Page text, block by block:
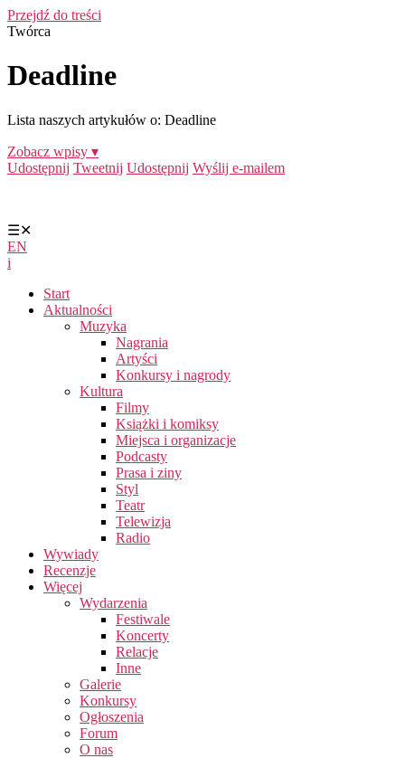
Przejdź do treści
Twórca
Deadline
Lista naszych artykułów o: Deadline
Zobacz wpisy ▾
Udostępnij Tweetnij Udostępnij Wyślij e-mailem
☰✕
EN
i
Start
Aktualności
Muzyka
Nagrania
Artyści
Konkursy i nagrody
Kultura
Filmy
Książki i komiksy
Miejsca i organizacje
Podcasty
Prasa i ziny
Styl
Teatr
Telewizja
Radio
Wywiady
Recenzje
Więcej
Wydarzenia
Festiwale
Koncerty
Relacje
Inne
Galerie
Konkursy
Ogłoszenia
Forum
O nas